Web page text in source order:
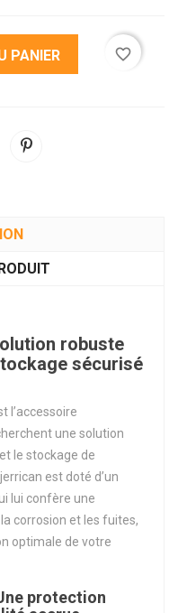
PANIER favorite_border
robuste
sécurisé
l’accessoire
une solution
le stockage de
est doté d’un
lui confère une
corrosion et les fuites,
optimale de votre
protection